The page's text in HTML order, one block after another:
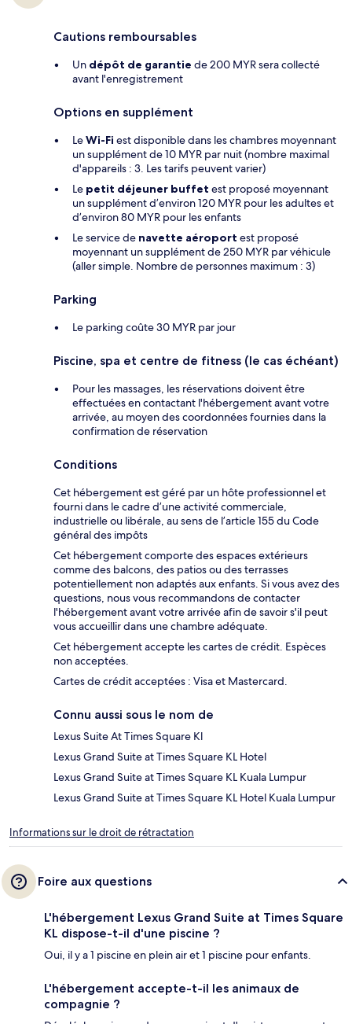
Cautions remboursables
Un dépôt de garantie de 200 MYR sera collecté
avant l'enregistrement
Options en supplément
LeWi-Fi est disponible dans les chambres moyennant
un supplément de 10 MYR par nuit (nombre maximal
d'appareils : 3. Les tarifs peuvent varier)
Le petit déjeuner buffet est proposé moyennant
un supplément d’environ 120 MYR pour les adultes et
d’environ 80 MYR pour les enfants
Le service de navette aéroport est proposé
moyennant un supplément de 250 MYR par véhicule
(aller simple. Nombre de personnes maximum : 3)
Parking
Le parking coûte 30 MYR par jour
Piscine, spa et centre de fitness (le cas échéant)
Pour les massages, les réservations doivent être
effectuées en contactant l'hébergement avant votre
arrivée, au moyen des coordonnées fournies dans la
confirmation de réservation
Conditions
Cet hébergement est géré par un hôte professionnel et
fourni dans le cadre d’une activité commerciale,
industrielle ou libérale, au sens de l’article 155 du Code
général des impôts
Cet hébergement comporte des espaces extérieurs
comme des balcons, des patios ou des terrasses
potentiellement non adaptés aux enfants. Si vous avez des
questions, nous vous recommandons de contacter
l'hébergement avant votre arrivée afin de savoir s'il peut
vous accueillir dans une chambre adéquate.
Cet hébergement accepte les cartes de crédit. Espèces
non acceptées.
Cartes de crédit acceptées : Visa et Mastercard.
Connu aussi sous le nom de
Lexus Suite At Times Square Kl
Lexus Grand Suite at Times Square KL Hotel
Lexus Grand Suite at Times Square KL Kuala Lumpur
Lexus Grand Suite at Times Square KL Hotel Kuala Lumpur
Informations sur le droit de rétractation
Foire aux questions
L'hébergement Lexus Grand Suite at Times Square
KL dispose-t-il d'une piscine ?
Oui, il y a 1 piscine en plein air et 1 piscine pour enfants.
L'hébergement accepte-t-il les animaux de
compagnie ?